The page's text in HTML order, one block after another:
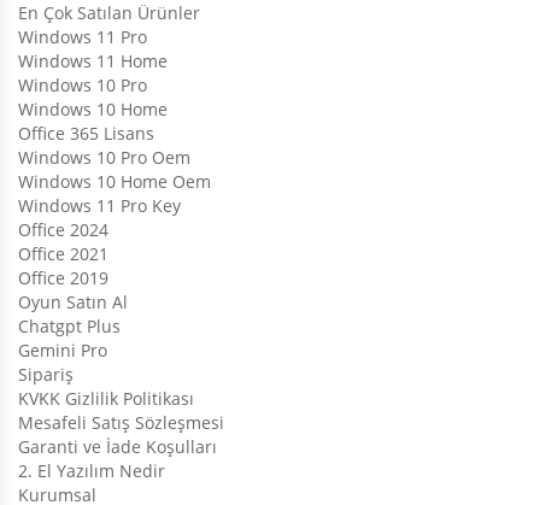
En Çok Satılan Ürünler
Windows 11 Pro
Windows 11 Home
Windows 10 Pro
Windows 10 Home
Office 365 Lisans
Windows 10 Pro Oem
Windows 10 Home Oem
Windows 11 Pro Key
Office 2024
Office 2021
Office 2019
Oyun Satın Al
Chatgpt Plus
Gemini Pro
Sipariş
KVKK Gizlilik Politikası
Mesafeli Satış Sözleşmesi
Garanti ve İade Koşulları
2. El Yazılım Nedir
Kurumsal